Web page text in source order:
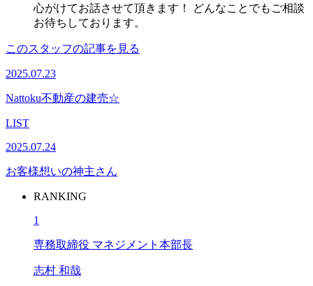
心がけてお話させて頂きます！ どんなことでもご相談
お待ちしております。
このスタッフの記事を見る
2025.07.23
Nattoku不動産の建売☆
LIST
2025.07.24
お客様想いの神主さん
RANKING
1
専務取締役 マネジメント本部長
志村 和哉